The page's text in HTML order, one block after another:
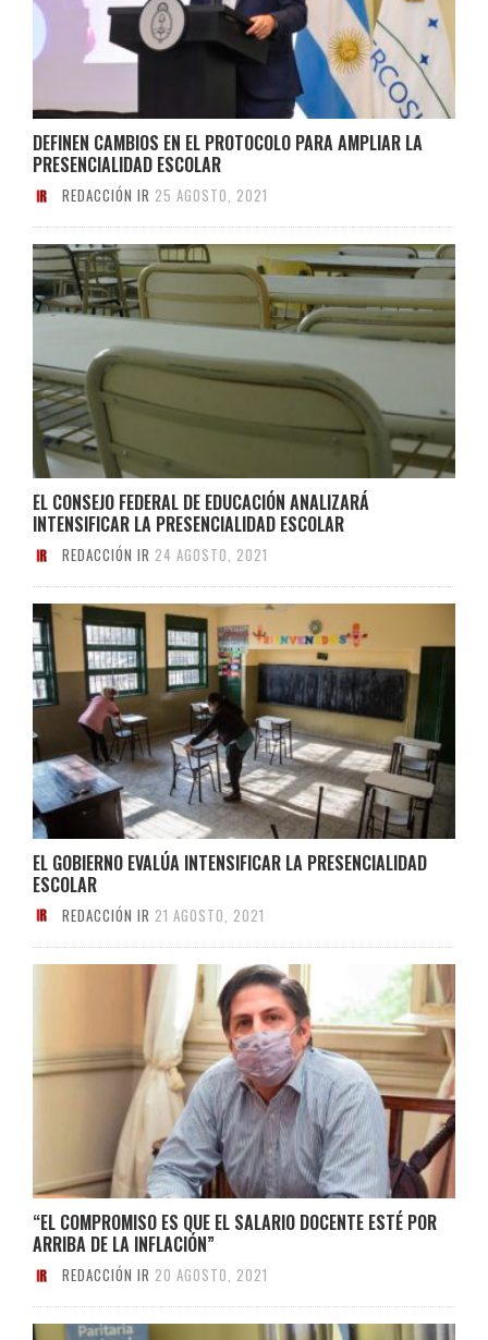
DEFINEN CAMBIOS EN EL PROTOCOLO PARA AMPLIAR LA
PRESENCIALIDAD ESCOLAR
REDACCIÓN IR 25 AGOSTO, 2021
EL CONSEJO FEDERAL DE EDUCACIÓN ANALIZARÁ
INTENSIFICAR LA PRESENCIALIDAD ESCOLAR
REDACCIÓN IR 24 AGOSTO, 2021
EL GOBIERNO EVALÚA INTENSIFICAR LA PRESENCIALIDAD
ESCOLAR
REDACCIÓN IR 21 AGOSTO, 2021
“EL COMPROMISO ES QUE EL SALARIO DOCENTE ESTÉ POR
ARRIBA DE LA INFLACIÓN”
REDACCIÓN IR 20 AGOSTO, 2021